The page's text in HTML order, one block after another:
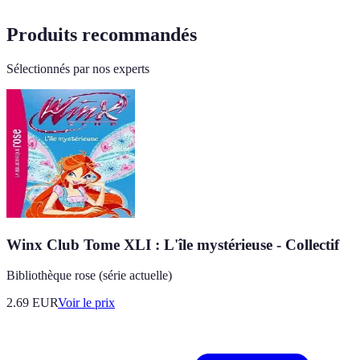
Produits recommandés
Sélectionnés par nos experts
Winx Club Tome XLI : L'île mystérieuse - Collectif
Bibliothèque rose (série actuelle)
2.69 EURVoir le prix